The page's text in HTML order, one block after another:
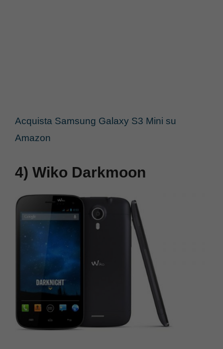
Acquista Samsung Galaxy S3 Mini su
Amazon
4) Wiko Darkmoon